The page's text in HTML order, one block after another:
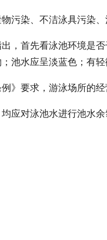
污染、不洁泳具污染
，首先看泳池环境是
池水应呈淡蓝色；有
》要求，游泳场所的
应对泳池水进行池水